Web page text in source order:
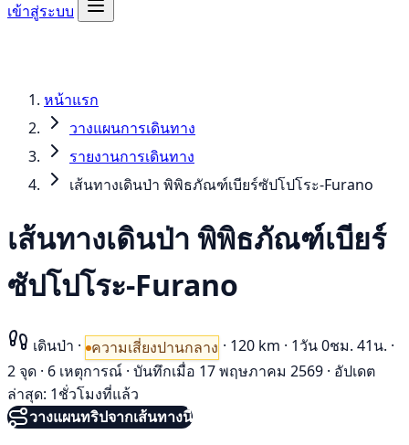
เข้าสู่ระบบ
หน้าแรก
วางแผนการเดินทาง
รายงานการเดินทาง
เส้นทางเดินป่า พิพิธภัณฑ์เบียร์ซัปโปโระ-Furano
เส้นทางเดินป่า พิพิธภัณฑ์เบียร์
ซัปโปโระ-Furano
เดินป่า · ความเสี่ยงปานกลาง · 120 km · 1วัน 0ชม. 41น. ·
2 จุด · 6 เหตุการณ์ · บันทึกเมื่อ 17 พฤษภาคม 2569 · อัปเดต
ล่าสุด: 1ชั่วโมงที่แล้ว
วางแผนทริปจากเส้นทางนี้